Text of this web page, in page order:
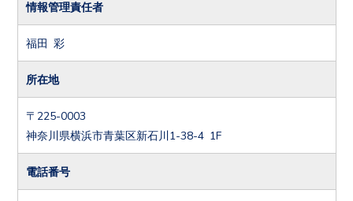
情報管理責任者
福田 彩
所在地
〒225-0003
神奈川県横浜市青葉区新石川1-38-4 1F
電話番号